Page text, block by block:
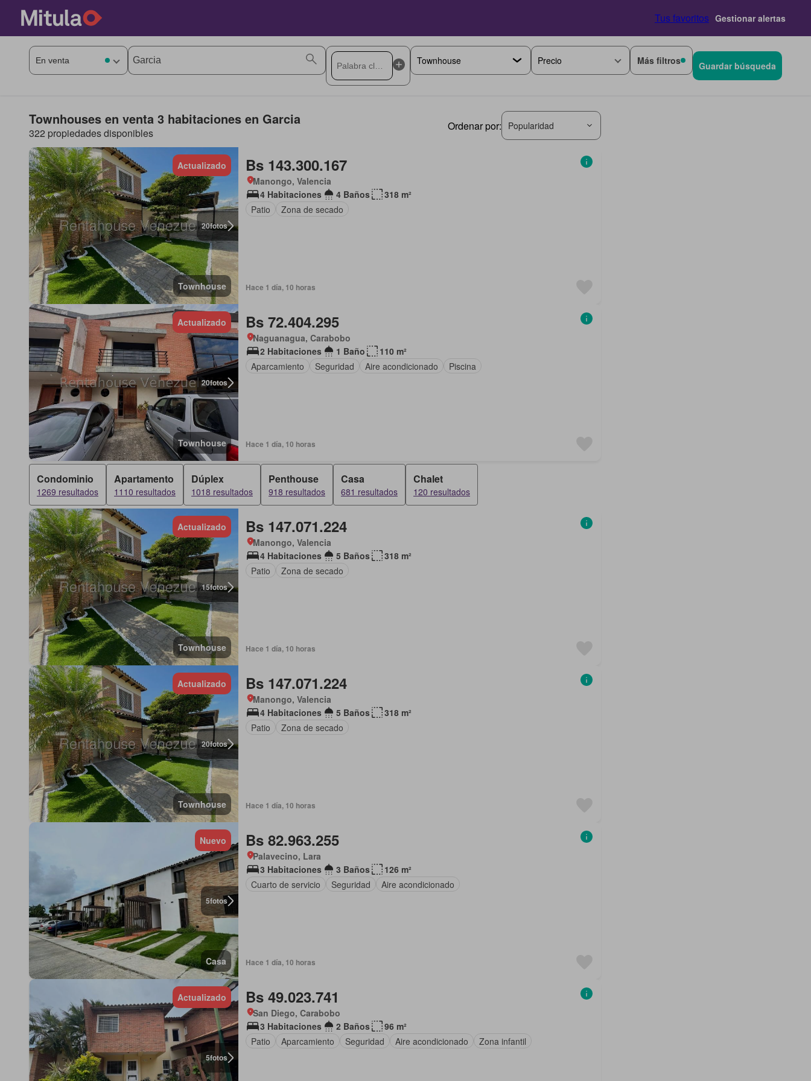
Tus favoritos Gestionar alertas
Precio Más filtros Guardar búsqueda
Townhouses en venta 3 habitaciones en Garcia
322 propiedades disponibles
Ordenar por: Popularidad
20fotos
Actualizado
Townhouse
Bs 143.300.167
Manongo, Valencia
4 Habitaciones
4 Baños
318 m²
Patio
Zona de secado
Hace 1 día, 10 horas
20fotos
Actualizado
Townhouse
Bs 72.404.295
Naguanagua, Carabobo
2 Habitaciones
1 Baño
110 m²
Aparcamiento
Seguridad Aire acondicionado Piscina
Hace 1 día, 10 horas
Condominio
1269 resultados
Apartamento
1110 resultados
Dúplex
1018 resultados
Penthouse
918 resultados
Casa
681 resultados
Chalet
120 resultados
15fotos
Actualizado
Townhouse
Bs 147.071.224
Manongo, Valencia
4 Habitaciones
5 Baños
318 m²
Patio
Zona de secado
Hace 1 día, 10 horas
20fotos
Actualizado
Townhouse
Bs 147.071.224
Manongo, Valencia
4 Habitaciones
5 Baños
318 m²
Patio
Zona de secado
Hace 1 día, 10 horas
5fotos
Nuevo
Casa
Bs 82.963.255
Palavecino, Lara
3 Habitaciones
3 Baños
126 m²
Cuarto de servicio
Seguridad Aire acondicionado
Hace 1 día, 10 horas
5fotos
Actualizado Bs 49.023.741
San Diego, Carabobo
3 Habitaciones
2 Baños
96 m²
Patio
Aparcamiento Seguridad Aire acondicionado Zona infantil